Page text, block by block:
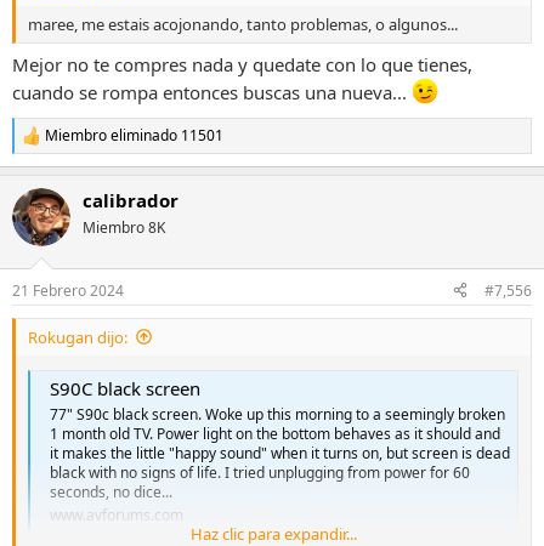
maree, me estais acojonando, tanto problemas, o algunos...
Mejor no te compres nada y quedate con lo que tienes,
cuando se rompa entonces buscas una nueva...
R
e
c
c
i
e
s
Miembro eliminado 11501
calibrador
Miembro 8K
21 Febrero 2024 #7,556
Rokugan dijo:
S90C black screen
77" S90c black screen. Woke up this morning to a seemingly broken
1 month old TV. Power light on the bottom behaves as it should and
it makes the little "happy sound" when it turns on, but screen is dead
black with no signs of life. I tried unplugging from power for 60
seconds, no dice...
www.avforums.com
Haz clic para expandir...